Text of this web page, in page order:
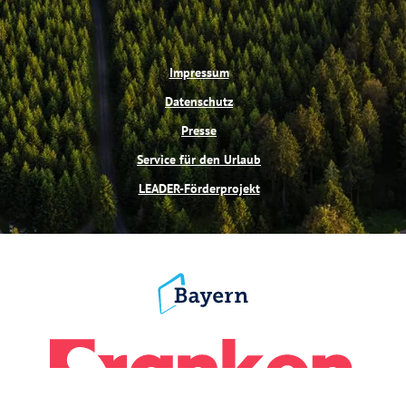
Impressum
Datenschutz
Presse
Service für den Urlaub
LEADER-Förderprojekt